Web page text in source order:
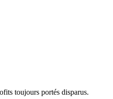
toujours portés disparus.